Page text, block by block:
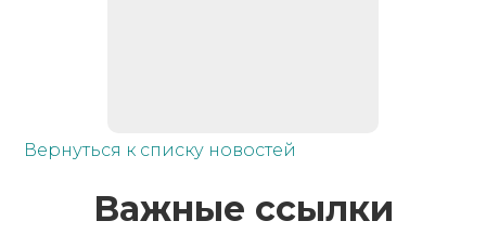
Вернуться к списку новостей
Важные ссылки